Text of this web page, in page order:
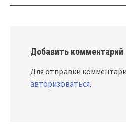
Добавить комментарий
Для отправки
авторизоваться.